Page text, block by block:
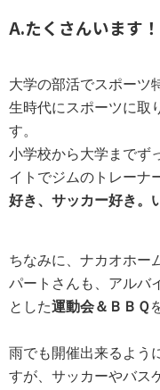
A.たくさんいます！
大学の部活でスポーツ
生時代にスポーツに取
す。
小学校から大学までず
イトでジムのトレーナ
好き、サッカー好き。
ちなみに、ナカオホー
パートさんも、アルバ
とした運動会＆ＢＢＱ
雨でも開催出来るよう
すが、サッカーやバス